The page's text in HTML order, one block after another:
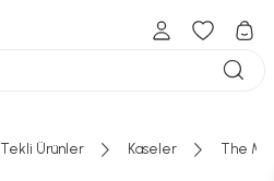
Tekli Ürünler Kaseler The Mia